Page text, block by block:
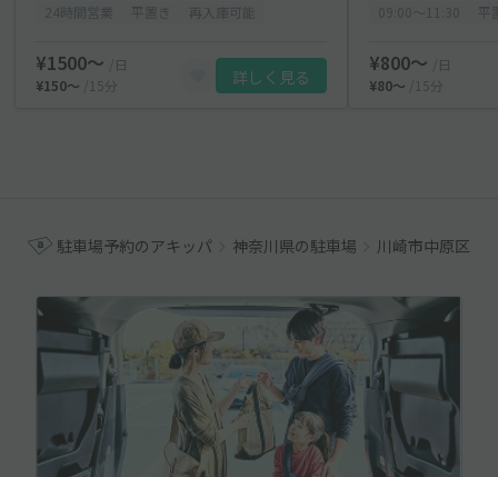
¥1500〜
/日
¥150〜
/15分 詳しく見る
¥800〜
/日
¥80〜
/15分
駐車場予約のアキッパ 神奈川県の駐車場 川崎市中原区の